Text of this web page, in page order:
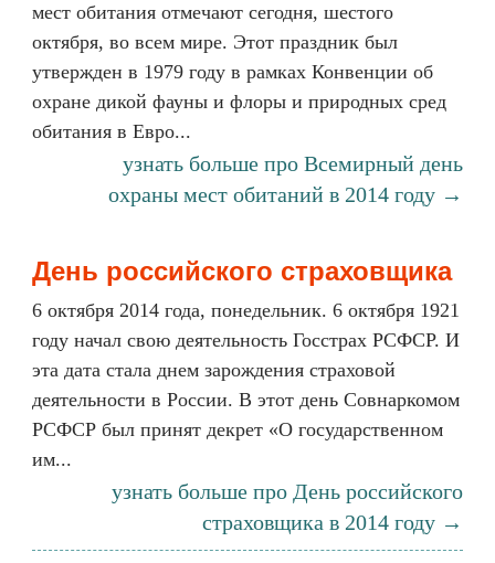
мест обитания отмечают сегодня, шестого
октября, во всем мире. Этот праздник был
утвержден в 1979 году в рамках Конвенции об
охране дикой фауны и флоры и природных сред
обитания в Евро...
узнать больше про Всемирный день
охраны мест обитаний в 2014 году →
День российского страховщика
6 октября 2014 года, понедельник. 6 октября 1921
году начал свою деятельность Госстрах РСФСР. И
эта дата стала днем зарождения страховой
деятельности в России. В этот день Совнаркомом
РСФСР был принят декрет «О государственном
им...
узнать больше про День российского
страховщика в 2014 году →